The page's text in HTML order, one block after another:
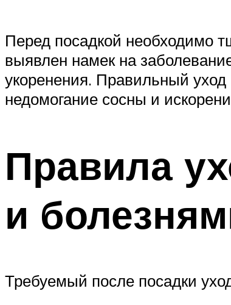
Перед посадкой необходимо
выявлен намек на
укоренения. Правильный
недомогание сосны и
Правила
и
Требуемый после посадки